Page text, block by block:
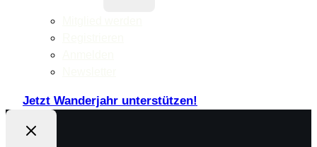
Jetzt Wanderjahr unterstützen!